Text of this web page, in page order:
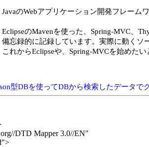
JavaのWebアプリケーション開発フレーム
EclipseのMavenを使った、Spring-MVC、
備忘録的に記録しています。実際に動くソ
これからEclipseや、Spring-MVCを始めた
型DBを使ってDBから検索したデータで
DTD Mapper 3.0//EN"